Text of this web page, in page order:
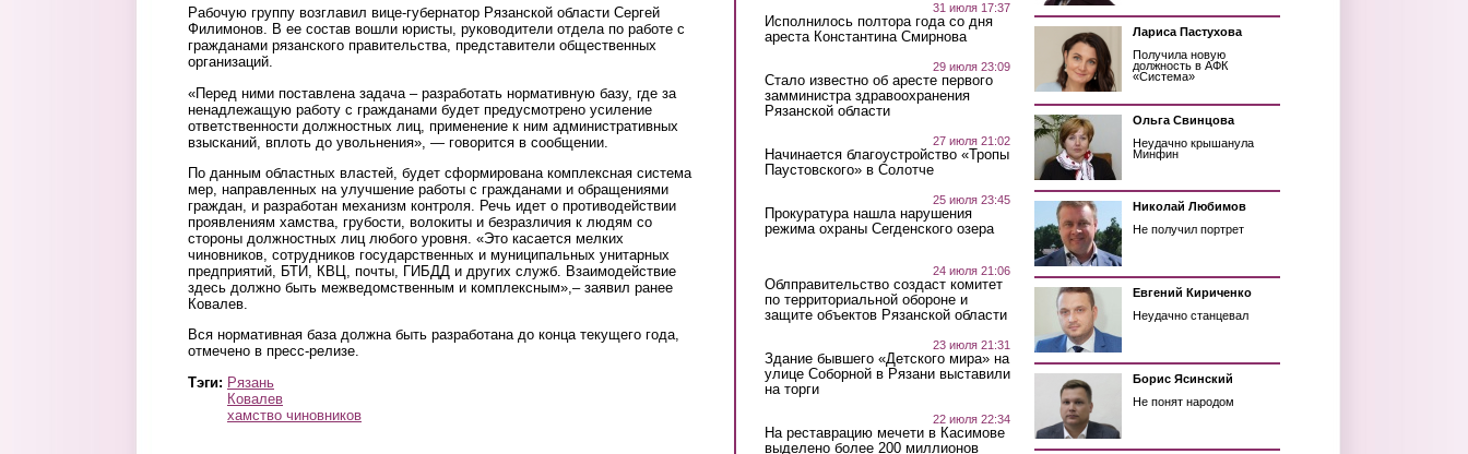
Рабочую группу возглавил вице-губернатор Рязанской области Сергей
Филимонов. В ее состав вошли юристы, руководители отдела по работе с
гражданами рязанского правительства, представители общественных
организаций.
«Перед ними поставлена задача – разработать нормативную базу, где за
ненадлежащую работу с гражданами будет предусмотрено усиление
ответственности должностных лиц, применение к ним административных
взысканий, вплоть до увольнения», — говорится в сообщении.
По данным областных властей, будет сформирована комплексная система
мер, направленных на улучшение работы с гражданами и обращениями
граждан, и разработан механизм контроля. Речь идет о противодействии
проявлениям хамства, грубости, волокиты и безразличия к людям со
стороны должностных лиц любого уровня. «Это касается мелких
чиновников, сотрудников государственных и муниципальных унитарных
предприятий, БТИ, КВЦ, почты, ГИБДД и других служб. Взаимодействие
здесь должно быть межведомственным и комплексным»,– заявил ранее
Ковалев.
Вся нормативная база должна быть разработана до конца текущего года,
отмечено в пресс-релизе.
Тэги: Рязань
Ковалев
хамство чиновников
31 июля 17:37
Исполнилось полтора года со дня
ареста Константина Смирнова
29 июля 23:09
Стало известно об аресте первого
замминистра здравоохранения
Рязанской области
27 июля 21:02
Начинается благоустройство «Тропы
Паустовского» в Солотче
25 июля 23:45
Прокуратура нашла нарушения
режима охраны Сегденского озера
24 июля 21:06
Облправительство создаст комитет
по территориальной обороне и
защите объектов Рязанской области
23 июля 21:31
Здание бывшего «Детского мира» на
улице Соборной в Рязани выставили
на торги
22 июля 22:34
На реставрацию мечети в Касимове
выделено более 200 миллионов
Лариса Пастухова
Получила новую
должность в АФК
«Система»
Ольга Свинцова
Неудачно крышанула
Минфин
Николай Любимов
Не получил портрет
Евгений Кириченко
Неудачно станцевал
Борис Ясинский
Не понят народом